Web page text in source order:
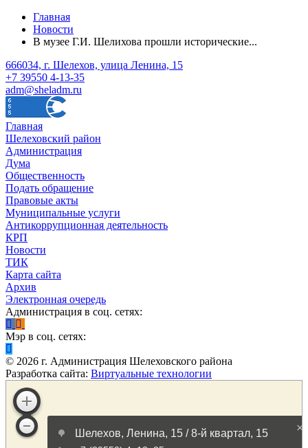
Главная
Новости
В музее Г.И. Шелихова прошли исторические...
666034, г. Шелехов, улица Ленина, 15
+7 39550 4-13-35
adm@sheladm.ru
Главная
Шелеховский район
Администрация
Дума
Общественность
Подать обращение
Правовые акты
Муниципальные услуги
Антикоррупционная деятельность
КРП
Новости
ТИК
Карта сайта
Архив
Электронная очередь
Администрация в соц. сетях:
Мэр в соц. сетях:
© 2026 г. Администрация Шелеховского района
Разработка сайта: Виртуальные технологии